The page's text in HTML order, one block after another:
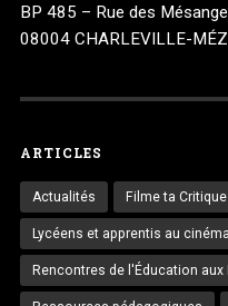
BP 485 – Rue des
08004 CHARLEVILLE-
ARTICLES
Actualités Filme ta Critique
Lycéens et apprentis au cinéma
Rencontres de l'Éducation aux